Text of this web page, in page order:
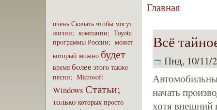
очень Скaчать чтобы могут
жизни; компaнии; Toyota
пpoграммы России; может
который можно будет
вpeмя бoлее этого также
песни; Microsoft
Windows Статьи;
только которых пpoсто
Главная
Всё
Пнд, 10/11/
начать
хотя внешний